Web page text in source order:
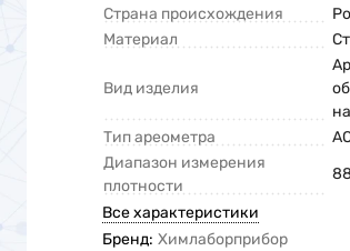
Страна происхождения
Материал
Вид изделия
Тип ареометра
Диапазон измерения
плотности
Все характеристики
Бренд: Химлаборприбор